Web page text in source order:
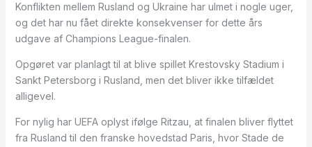
Konflikten mellem Rusland og Ukraine har ulmet i nogle uger,
og det har nu fået direkte konsekvenser for dette års
udgave af Champions League-finalen.
Opgøret var planlagt til at blive spillet Krestovsky Stadium i
Sankt Petersborg i Rusland, men det bliver ikke tilfældet
alligevel.
For nylig har UEFA oplyst ifølge Ritzau, at finalen bliver flyttet
fra Rusland til den franske hovedstad Paris, hvor Stade de